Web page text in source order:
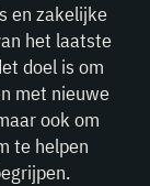
en zakelijke
het laatste
doel is om
met nieuwe
ook om
te helpen